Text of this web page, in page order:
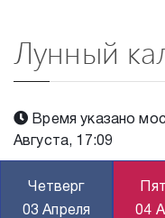
Лунный
Время указано
Августа, 17:09
Четверг
03 Апреля
04